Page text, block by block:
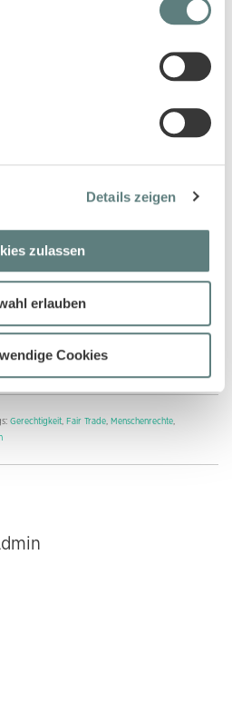
Details zeigen
zulassen
erlauben
Cookies
Unternehmen muss sicherstellen,
und es schriftliche
Arbeitsentgelt darf nicht als
Siegel vorgeschrieben sind,
doch selbstverständlich ist. Doch
dass es das leider nicht so ist. Viele
Dinge finden anderswo noch
Unterschied, ob man darauf
Produkte kauft oder nicht.
Gerechtigkeit Fair Trade Menschenrechte